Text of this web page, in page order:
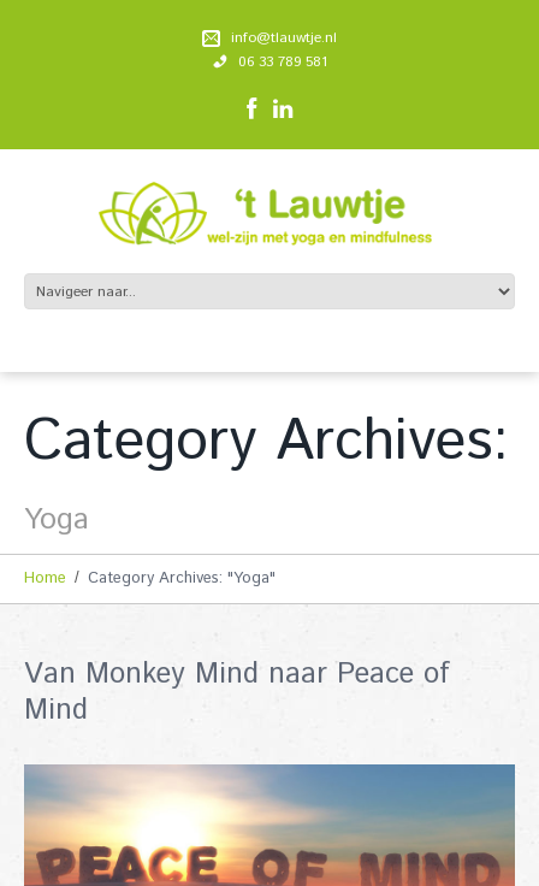
info@tlauwtje.nl
06 33 789 581
Category Archives:
Yoga
Home Category Archives: "Yoga"
Van Monkey Mind naar Peace of
Mind